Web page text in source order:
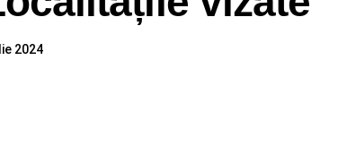
2024